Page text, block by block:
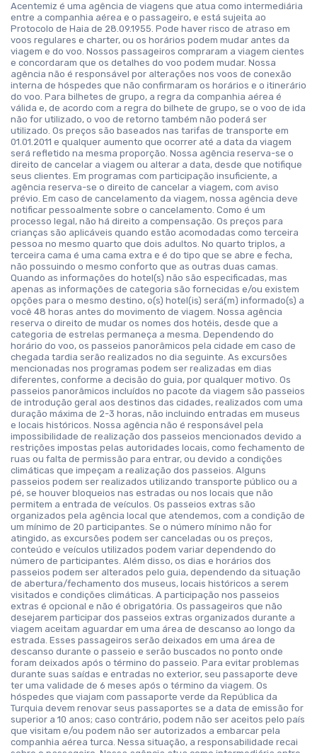
Acentemiz é uma agência de viagens que atua como intermediária
entre a companhia aérea e o passageiro, e está sujeita ao
Protocolo de Haia de 28.09.1955. Pode haver risco de atraso em
voos regulares e charter, ou os horários podem mudar antes da
viagem e do voo. Nossos passageiros compraram a viagem cientes
e concordaram que os detalhes do voo podem mudar. Nossa
agência não é responsável por alterações nos voos de conexão
interna de hóspedes que não confirmaram os horários e o itinerário
do voo. Para bilhetes de grupo, a regra da companhia aérea é
válida e, de acordo com a regra do bilhete de grupo, se o voo de ida
não for utilizado, o voo de retorno também não poderá ser
utilizado. Os preços são baseados nas tarifas de transporte em
01.01.2011 e qualquer aumento que ocorrer até a data da viagem
será refletido na mesma proporção. Nossa agência reserva-se o
direito de cancelar a viagem ou alterar a data, desde que notifique
seus clientes. Em programas com participação insuficiente, a
agência reserva-se o direito de cancelar a viagem, com aviso
prévio. Em caso de cancelamento da viagem, nossa agência deve
notificar pessoalmente sobre o cancelamento. Como é um
processo legal, não há direito a compensação. Os preços para
crianças são aplicáveis quando estão acomodadas como terceira
pessoa no mesmo quarto que dois adultos. No quarto triplos, a
terceira cama é uma cama extra e é do tipo que se abre e fecha,
não possuindo o mesmo conforto que as outras duas camas.
Quando as informações do hotel(s) não são especificadas, mas
apenas as informações de categoria são fornecidas e/ou existem
opções para o mesmo destino, o(s) hotel(is) será(m) informado(s) a
você 48 horas antes do movimento de viagem. Nossa agência
reserva o direito de mudar os nomes dos hotéis, desde que a
categoria de estrelas permaneça a mesma. Dependendo do
horário do voo, os passeios panorâmicos pela cidade em caso de
chegada tardia serão realizados no dia seguinte. As excursões
mencionadas nos programas podem ser realizadas em dias
diferentes, conforme a decisão do guia, por qualquer motivo. Os
passeios panorâmicos incluídos no pacote da viagem são passeios
de introdução geral aos destinos das cidades, realizados com uma
duração máxima de 2-3 horas, não incluindo entradas em museus
e locais históricos. Nossa agência não é responsável pela
impossibilidade de realização dos passeios mencionados devido a
restrições impostas pelas autoridades locais, como fechamento de
ruas ou falta de permissão para entrar, ou devido a condições
climáticas que impeçam a realização dos passeios. Alguns
passeios podem ser realizados utilizando transporte público ou a
pé, se houver bloqueios nas estradas ou nos locais que não
permitem a entrada de veículos. Os passeios extras são
organizados pela agência local que atendemos, com a condição de
um mínimo de 20 participantes. Se o número mínimo não for
atingido, as excursões podem ser canceladas ou os preços,
conteúdo e veículos utilizados podem variar dependendo do
número de participantes. Além disso, os dias e horários dos
passeios podem ser alterados pelo guia, dependendo da situação
de abertura/fechamento dos museus, locais históricos a serem
visitados e condições climáticas. A participação nos passeios
extras é opcional e não é obrigatória. Os passageiros que não
desejarem participar dos passeios extras organizados durante a
viagem aceitam aguardar em uma área de descanso ao longo da
estrada. Esses passageiros serão deixados em uma área de
descanso durante o passeio e serão buscados no ponto onde
foram deixados após o término do passeio. Para evitar problemas
durante suas saídas e entradas no exterior, seu passaporte deve
ter uma validade de 6 meses após o término da viagem. Os
hóspedes que viajam com passaporte verde da República da
Turquia devem renovar seus passaportes se a data de emissão for
superior a 10 anos; caso contrário, podem não ser aceitos pelo país
que visitam e/ou podem não ser autorizados a embarcar pela
companhia aérea turca. Nessa situação, a responsabilidade recai